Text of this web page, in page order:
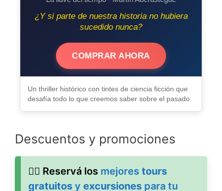
¿Y si parte de nuestra historia no hubiera
sucedido nunca?
COMPRAR AHORA
Un thriller histórico con tintes de ciencia ficción que
desafía todo lo que creemos saber sobre el pasado.
Descuentos y promociones
🚶‍♂️ Reservá los mejores tours
gratuitos y excursiones para tu